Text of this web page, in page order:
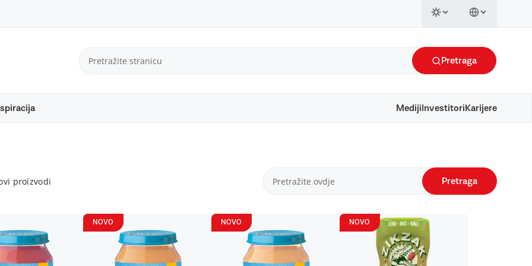
Pretraga
Mediji Investitori Karijere
proizvodi Pretraga
NOVO NOVO NOVO